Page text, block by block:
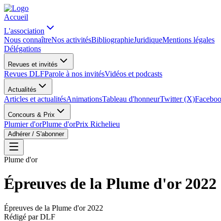
Accueil
L'association
Nous connaîtreNos activitésBibliographieJuridiqueMentions légales
Délégations
Revues et invités
Revues DLFParole à nos invitésVidéos et podcasts
Actualités
Articles et actualitésAnimationsTableau d'honneurTwitter (X)
Concours & Prix
Plumier d'orPlume d'orPrix Richelieu
Adhérer / S'abonner
Plume d'or
Épreuves de la Plume d'or 2022
Épreuves de la Plume d'or 2022
Rédigé parDLF